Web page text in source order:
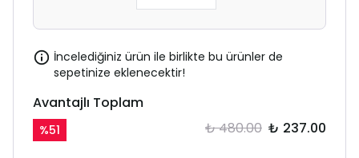
İncelediğiniz ürün ile birlikte bu ürünler de
sepetinize eklenecektir!
Avantajlı Toplam
%51 ₺ 480.00 ₺ 237.00